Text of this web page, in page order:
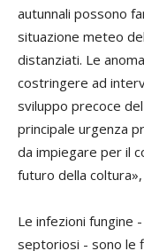
autunnali possono
situazione meteo
distanziati. Le
costringere ad
sviluppo precoce
principale urgenza
da impiegare per il
futuro della
Le infezioni fungine
septoriosi - sono le